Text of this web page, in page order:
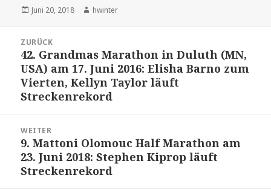
Veröffentlicht
Juni 20, 2018 Autor
hwinter
Navigation
ZURÜCK
Vorheriger
Beitrag:
42. Grandmas Marathon in Duluth (MN,
USA) am 17. Juni 2016: Elisha Barno zum
Vierten, Kellyn Taylor läuft
Streckenrekord
WEITER
Nächster
Beitrag:
9. Mattoni Olomouc Half Marathon am
23. Juni 2018: Stephen Kiprop läuft
Streckenrekord